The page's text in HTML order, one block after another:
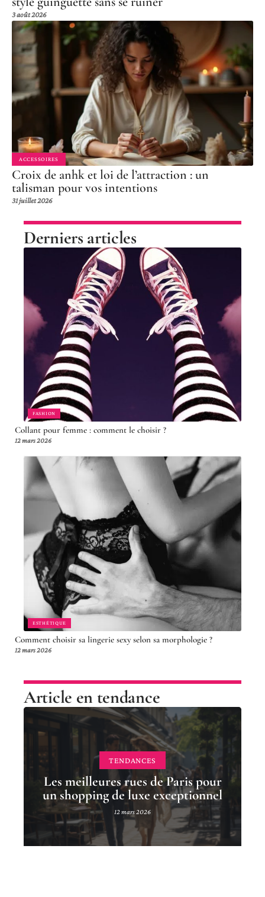
3 août 2026
ACCESSOIRES
Croix de anhk et loi de l’attraction : un
talisman pour vos intentions
31 juillet 2026
Derniers articles
FASHION
Collant pour femme : comment le choisir ?
12 mars 2026
ESTHÉTIQUE
Comment choisir sa lingerie sexy selon sa morphologie ?
12 mars 2026
Article en tendance
TENDANCES
Les meilleures rues de Paris pour
un shopping de luxe exceptionnel
12 mars 2026